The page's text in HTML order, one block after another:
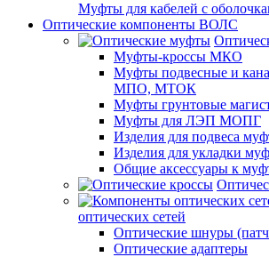
Муфты для кабелей с
Оптические компоненты ВОЛС
Муфты-кроссы МКО
Муфты подвесные и
МПО, МТОК
Муфты грунтовые
Муфты для ЛЭП МОПГ
Изделия для подвеса
Изделия для укладки
Общие аксессуары к
оптических сетей
Оптические шнуры
Оптические адаптеры